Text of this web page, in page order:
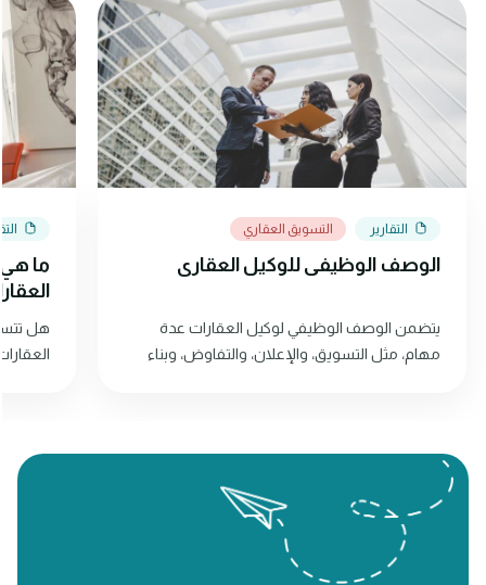
التقارير التسويق العقاري
الوصف الوظيفي للوكيل العقاري
يتضمن الوصف الوظيفي لوكيل العقارات عدة
مهام، مثل التسويق، والإعلان، والتفاوض، وبناء
ما هي
هل